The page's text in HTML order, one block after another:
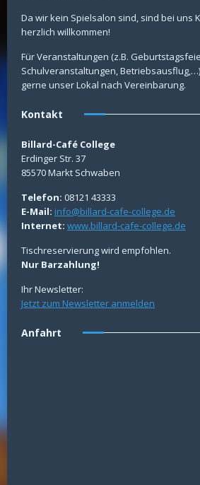
Da wir kein Spielsalon sind, sind bei uns
herzlich willkommen!
Für Veranstaltungen (z.B.
Schulveranstaltungen,
gerne unser Lokal nach Vereinbarung.
Kontakt
Billard-Café College
Erdinger Str. 37
85570 Markt Schwaben
Telefon: 08121 43333
E-Mail: info@billard-cafe-college.de
Internet: www.billard-cafe-college.de
Tischreservierung wird empfohlen.
Nur Barzahlung!
Ihr Newsletter:
Jetzt zum Newsletter anmelden
Anfahrt